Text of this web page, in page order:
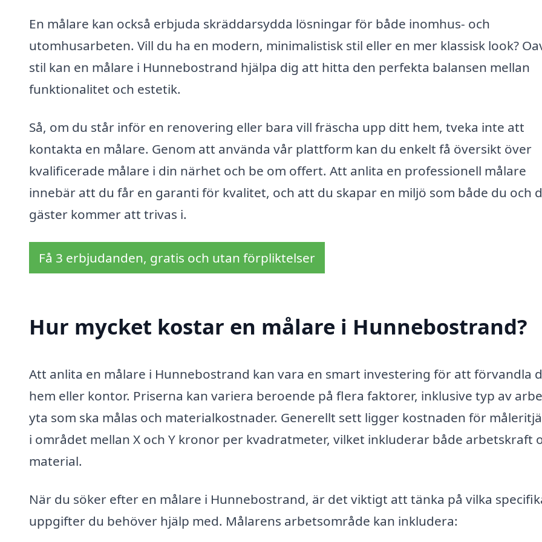
En målare kan också erbjuda skräddarsydda lösningar för både inomhus- och
utomhusarbeten. Vill du ha en modern, minimalistisk stil eller en mer klassisk look?
stil kan en målare i Hunnebostrand hjälpa dig att hitta den perfekta balansen mellan
funktionalitet och estetik.
Så, om du står inför en renovering eller bara vill fräscha upp ditt hem, tveka inte att
kontakta en målare. Genom att använda vår plattform kan du enkelt få översikt över
kvalificerade målare i din närhet och be om offert. Att anlita en professionell målare
innebär att du får en garanti för kvalitet, och att du skapar en miljö som både du och
gäster kommer att trivas i.
Få 3 erbjudanden, gratis och utan förpliktelser
Hur mycket kostar en målare i Hunnebostrand?
Att anlita en målare i Hunnebostrand kan vara en smart investering för att förvandla
hem eller kontor. Priserna kan variera beroende på flera faktorer, inklusive typ av
yta som ska målas och materialkostnader. Generellt sett ligger kostnaden för
i området mellan X och Y kronor per kvadratmeter, vilket inkluderar både arbetskraft
material.
När du söker efter en målare i Hunnebostrand, är det viktigt att tänka på vilka
uppgifter du behöver hjälp med. Målarens arbetsområde kan inkludera: